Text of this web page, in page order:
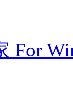
For